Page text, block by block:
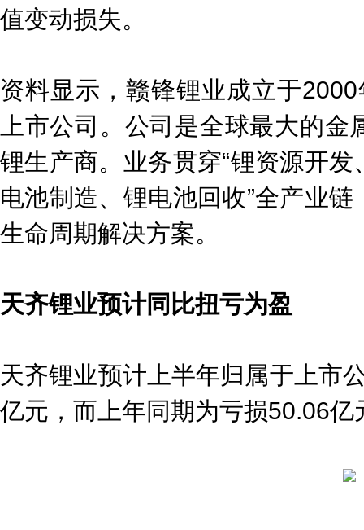
值变动损失。
资料显示，赣锋锂业成立于
上市公司。公司是全球最大的
锂生产商。业务贯穿“锂资源开
电池制造、锂电池回收”全产业
生命周期解决方案。
天齐锂业预计同比扭亏为盈
天齐锂业预计上半年归属于上市
亿元，而上年同期为亏损50.06亿